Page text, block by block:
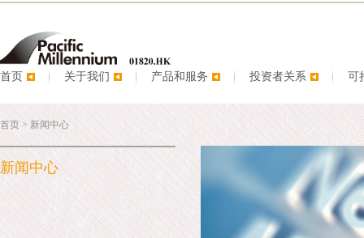
首页 关于我们 产品和服务 投资者关系 可
首页 > 新闻中心
新闻中心